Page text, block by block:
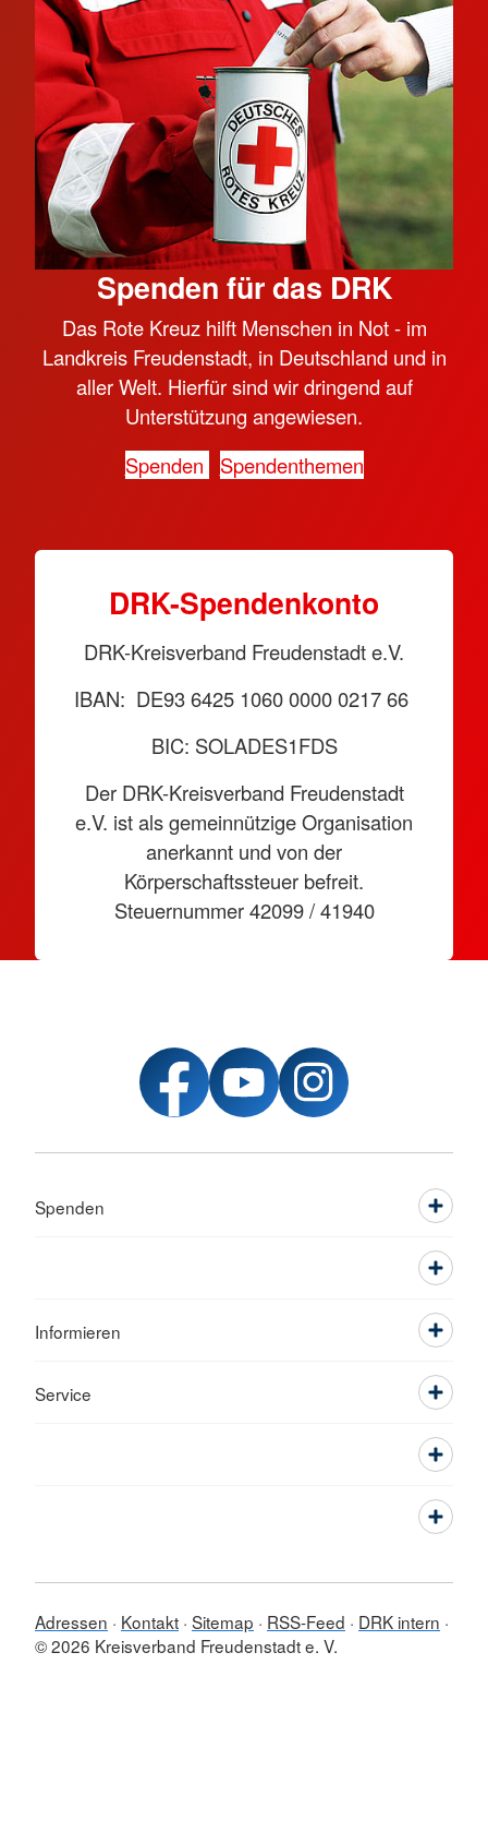
Spenden für das DRK
Das Rote Kreuz hilft Menschen in Not - im
Landkreis Freudenstadt, in Deutschland und in
aller Welt. Hierfür sind wir dringend auf
Unterstützung angewiesen.
Spenden
Spendenthemen
DRK-Spendenkonto
DRK-Kreisverband Freudenstadt e.V.
IBAN: DE93 6425 1060 0000 0217 66
BIC: SOLADES1FDS
Der DRK-Kreisverband Freudenstadt
e.V. ist als gemeinnützige Organisation
anerkannt und von der
Körperschaftssteuer befreit.
Steuernummer 42099 / 41940
Spenden
Informieren
Service
Adressen Kontakt Sitemap RSS-Feed
DRK intern
© 2026 Kreisverband Freudenstadt e. V.